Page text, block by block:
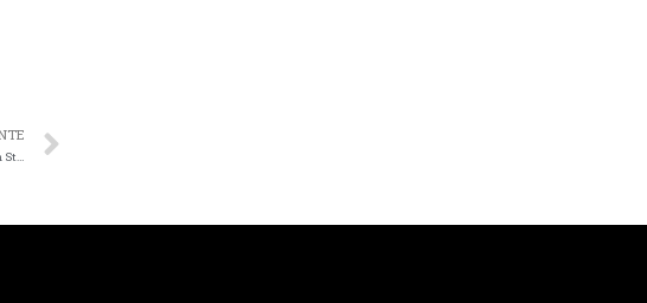
BassBet Casino – Genieße Spannung sowie Unterhaltung in höchstem Standard